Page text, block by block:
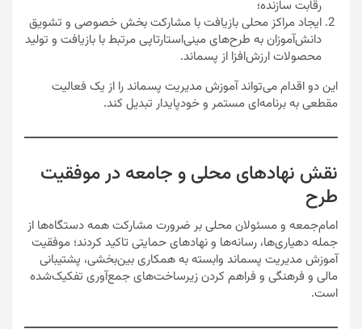
رقابت سازنده؛
ایجاد مراکز محلی بازیافت با مشارکت بخش خصوصی و تشویق
دانش‌آموزان به طرح‌های مینی‌استارتاپی مرتبط با بازیافت و تولید
محصولات ارزش‌افزا از پسماند.
این دو اقدام می‌تواند آموزش مدیریت پسماند را از یک فعالیت
مقطعی به برنامه‌ای مستمر و خودپایدار تبدیل کند.
نقش نهادهای محلی و جامعه در موفقیت
طرح
امام‌جمعه و مسئولان محلی بر ضرورت مشارکت همه دستگاه‌ها از
جمله دهیاری‌ها، رسانه‌ها و نهادهای حمایتی تاکید کردند؛ موفقیت
آموزش مدیریت پسماند وابسته به همکاری بین‌بخشی، پشتیبانی
مالی و فرهنگی و فراهم کردن زیرساخت‌های جمع‌آوری تفکیک‌شده
است.